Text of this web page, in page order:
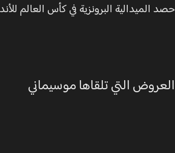
الميدالية البرونزية في كأس العالم للأندية.
التي تلقاها موسيماني